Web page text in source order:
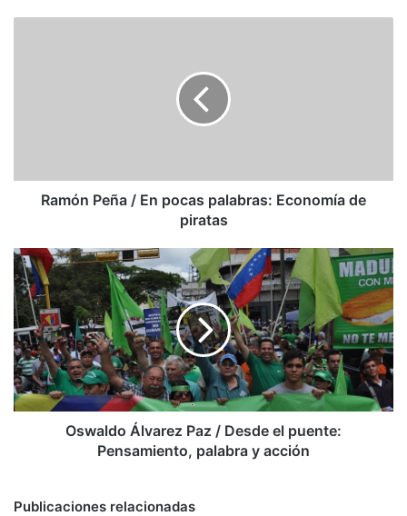
piratas
Ramón Peña / En pocas palabras: Economía de
piratas
Oswaldo
Álvarez
Paz
/
Desde
el
puente:
Pensamiento,
palabra
Oswaldo Álvarez Paz / Desde el puente:
Pensamiento, palabra y acción
Publicaciones relacionadas